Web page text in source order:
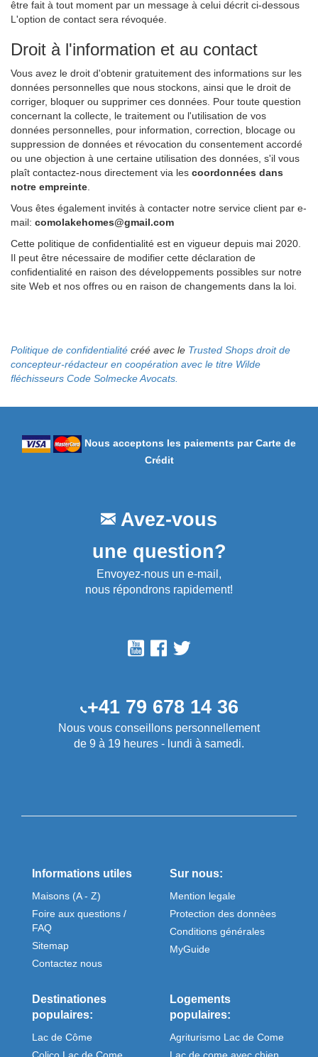
être fait à tout moment par un message à celui décrit ci-dessous
L'option de contact sera révoquée.
Droit à l'information et au contact
Vous avez le droit d'obtenir gratuitement des informations sur les
données personnelles que nous stockons, ainsi que le droit de
corriger, bloquer ou supprimer ces données. Pour toute question
concernant la collecte, le traitement ou l'utilisation de vos
données personnelles, pour information, correction, blocage ou
suppression de données et révocation du consentement accordé
ou une objection à une certaine utilisation des données, s'il vous
plaît contactez-nous directement via les coordonnées dans
notre empreinte
Vous êtes également invités à contacter notre service client par e-
mail: comolakehomes@gmail.com
Cette politique de confidentialité est en vigueur depuis mai 2020.
Il peut être nécessaire de modifier cette déclaration de
confidentialité en raison des développements possibles sur notre
site Web et nos offres ou en raison de changements dans la loi.
Politique de confidentialité créé avec le Trusted Shops droit de
concepteur-rédacteur en coopération avec le titre Wilde
fléchisseurs Code Solmecke Avocats.
Nous acceptons les paiements par Carte de
Crédit
Avez-vous
une question?
Envoyez-nous un e-mail,
nous répondrons rapidement!
+41 79 678 14 36
Nous vous conseillons personnellement
de 9 à 19 heures - lundi à samedi.
Informations utiles
Maisons (A - Z)
Foire aux questions /
FAQ
Sitemap
Contactez nous
Sur nous:
Mention legale
Protection des donnèes
Conditions générales
MyGuide
Destinationes
populaires:
Lac de Côme
Logements
populaires:
Agriturismo Lac de Come